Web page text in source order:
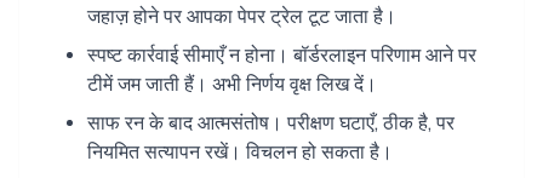
जहाज़ होने पर आपका पेपर ट्रेल टूट जाता है।
स्पष्ट कार्रवाई सीमाएँ न होना। बॉर्डरलाइन परिणाम आने पर
टीमें जम जाती हैं। अभी निर्णय वृक्ष लिख दें।
साफ रन के बाद आत्मसंतोष। परीक्षण घटाएँ, ठीक है, पर
नियमित सत्यापन रखें। विचलन हो सकता है।